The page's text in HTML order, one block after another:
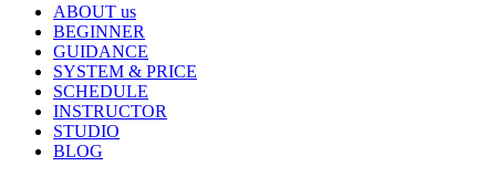
ABOUT us
BEGINNER
GUIDANCE
SYSTEM & PRICE
SCHEDULE
INSTRUCTOR
STUDIO
BLOG